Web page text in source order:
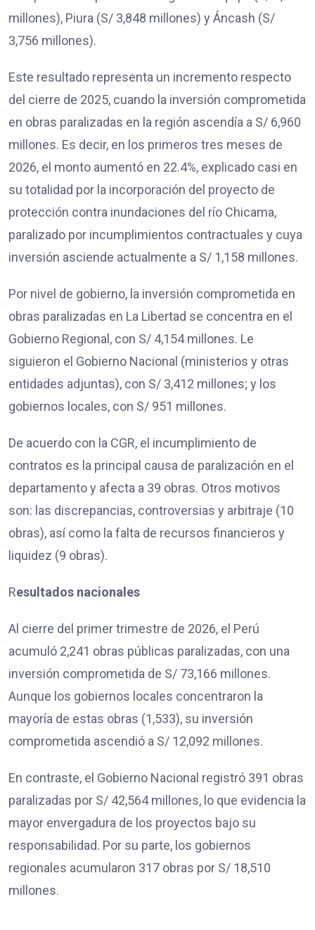
millones), Piura (S/ 3,848 millones) y Áncash (S/
3,756 millones).
Este resultado representa un incremento respecto
del cierre de 2025, cuando la inversión comprometida
en obras paralizadas en la región ascendía a S/ 6,960
millones. Es decir, en los primeros tres meses de
2026, el monto aumentó en 22.4%, explicado casi en
su totalidad por la incorporación del proyecto de
protección contra inundaciones del río Chicama,
paralizado por incumplimientos contractuales y cuya
inversión asciende actualmente a S/ 1,158 millones.
Por nivel de gobierno, la inversión comprometida en
obras paralizadas en La Libertad se concentra en el
Gobierno Regional, con S/ 4,154 millones. Le
siguieron el Gobierno Nacional (ministerios y otras
entidades adjuntas), con S/ 3,412 millones; y los
gobiernos locales, con S/ 951 millones.
De acuerdo con la CGR, el incumplimiento de
contratos es la principal causa de paralización en el
departamento y afecta a 39 obras. Otros motivos
son: las discrepancias, controversias y arbitraje (10
obras), así como la falta de recursos financieros y
liquidez (9 obras).
Resultados nacionales
Al cierre del primer trimestre de 2026, el Perú
acumuló 2,241 obras públicas paralizadas, con una
inversión comprometida de S/ 73,166 millones.
Aunque los gobiernos locales concentraron la
mayoría de estas obras (1,533), su inversión
comprometida ascendió a S/ 12,092 millones.
En contraste, el Gobierno Nacional registró 391 obras
paralizadas por S/ 42,564 millones, lo que evidencia la
mayor envergadura de los proyectos bajo su
responsabilidad. Por su parte, los gobiernos
regionales acumularon 317 obras por S/ 18,510
millones.